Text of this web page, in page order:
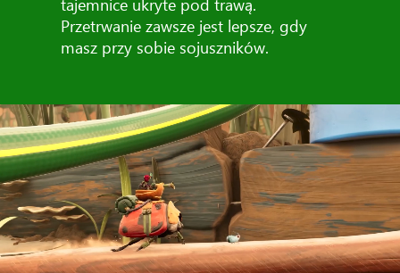
Przetrwanie zawsze jest lepsze, gdy
masz przy sobie sojuszników.